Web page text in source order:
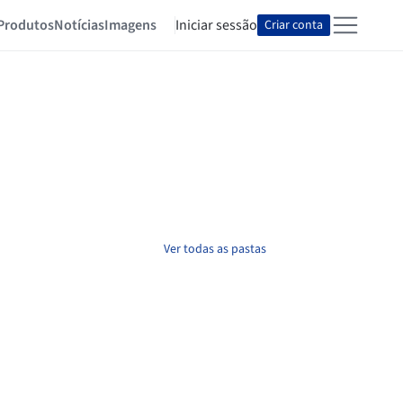
NotíciasImagens Iniciar sessão Criar conta
Ver todas as pastas